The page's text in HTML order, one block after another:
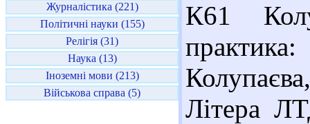
Журналістика (221)
Політичні науки (155)
Релігія (31)
Наука (13)
Іноземні мови (213)
Військова справа (5)
К61
Літера